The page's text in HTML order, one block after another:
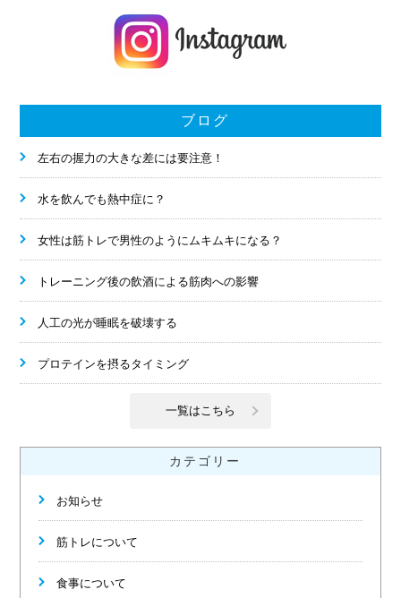
ブログ
左右の握力の大きな差には要注意！
水を飲んでも熱中症に？
女性は筋トレで男性のようにムキムキになる？
トレーニング後の飲酒による筋肉への影響
人工の光が睡眠を破壊する
プロテインを摂るタイミング
一覧はこちら
カテゴリー
お知らせ
筋トレについて
食事について